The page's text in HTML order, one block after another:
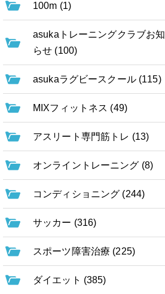
100m (1)
asukaトレーニングクラブお知
らせ (100)
asukaラグビースクール (115)
MIXフィットネス (49)
アスリート専門筋トレ (13)
オンライントレーニング (8)
コンディショニング (244)
サッカー (316)
スポーツ障害治療 (225)
ダイエット (385)